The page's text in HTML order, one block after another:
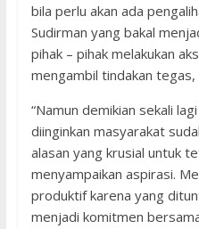
bila perlu akan ada
Sudirman yang bakal
pihak – pihak melakukan
mengambil tindakan tegas,
“Namun demikian sekali
diinginkan masyarakat
alasan yang krusial untuk
menyampaikan aspirasi.
produktif karena yang
menjadi komitmen